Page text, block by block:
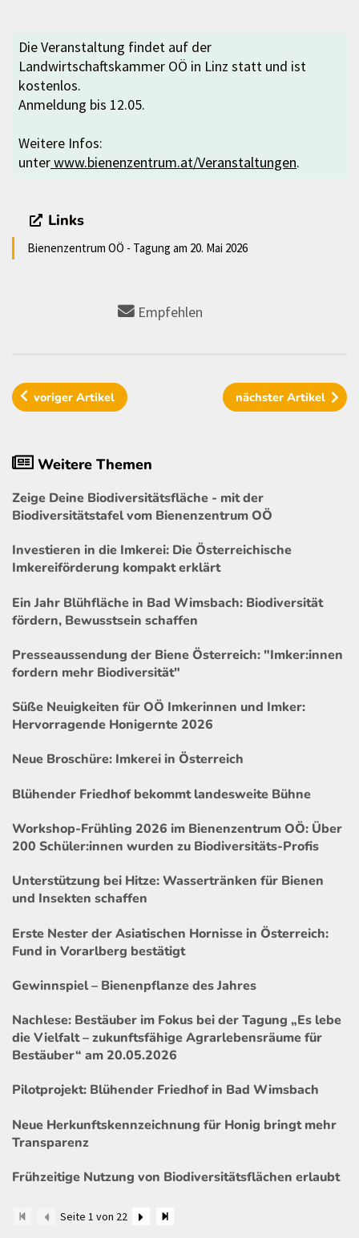
Die Veranstaltung findet auf der
Landwirtschaftskammer OÖ in Linz statt und ist
kostenlos.
Anmeldung bis 12.05.
Weitere Infos:
unterwww.bienenzentrum.at/Veranstaltungen.
Links
Bienenzentrum OÖ - Tagung am 20. Mai 2026
Empfehlen
vorigerArtikel nächster Artikel
Weitere Themen
Zeige Deine Biodiversitätsfläche - mit der
Biodiversitätstafel vom Bienenzentrum OÖ
Investieren in die Imkerei: Die Österreichische
Imkereiförderung kompakt erklärt
Ein Jahr Blühfläche in Bad Wimsbach: Biodiversität
fördern, Bewusstsein schaffen
Presseaussendung der Biene Österreich: "Imker:innen
fordern mehr Biodiversität"
Süße Neuigkeiten für OÖ Imkerinnen und Imker:
Hervorragende Honigernte 2026
Neue Broschüre: Imkerei in Österreich
Blühender Friedhof bekommt landesweite Bühne
Workshop-Frühling 2026 im Bienenzentrum OÖ: Über
200 Schüler:innen wurden zu Biodiversitäts-Profis
Unterstützung bei Hitze: Wassertränken für Bienen
und Insekten schaffen
Erste Nester der Asiatischen Hornisse in Österreich:
Fund in Vorarlberg bestätigt
Gewinnspiel – Bienenpflanze des Jahres
Nachlese: Bestäuber im Fokus bei der Tagung „Es lebe
die Vielfalt – zukunftsfähige Agrarlebensräume für
Bestäuber“ am 20.05.2026
Pilotprojekt: Blühender Friedhof in Bad Wimsbach
Neue Herkunftskennzeichnung für Honig bringt mehr
Transparenz
Frühzeitige Nutzung von Biodiversitätsflächen erlaubt
Seite 1 von 22